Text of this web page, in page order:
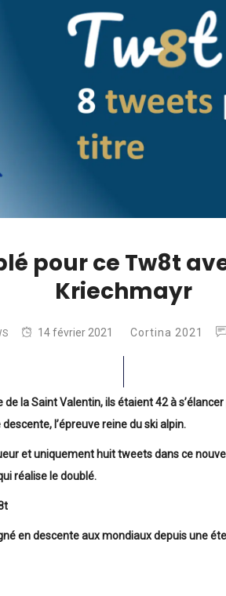
mots pour le dire : le message fort de Thibaut
Behrami met un terme à sa carrière
2030 : l’actu en 2 minutes chrono
pour ce Tw8t
Kriechmayr
14 février 2021 Cortina 2021
la Saint Valentin, ils étaient 42 à
l’épreuve reine du ski alpin.
et uniquement huit tweets dans ce
réalise le doublé.
en descente aux mondiaux depuis une